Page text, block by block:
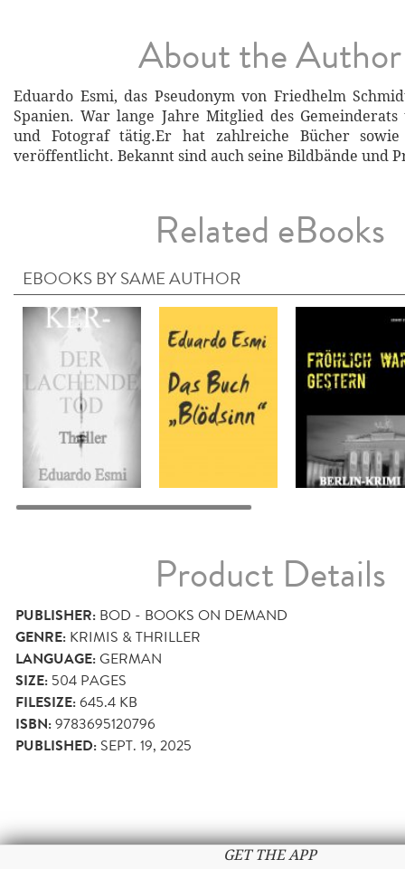
About the Author
Eduardo Esmi, das Pseudonym von Friedhelm
Spanien. War lange Jahre Mitglied des
und Fotograf tätig.Er hat zahlreiche Bücher sowie
veröffentlicht. Bekannt sind auch seine Bildbände und
Related eBooks
EBOOKS BY SAME AUTHOR
Product Details
PUBLISHER: BOD - BOOKS ON DEMAND
GENRE: KRIMIS & THRILLER
LANGUAGE:GERMAN
SIZE: 504 PAGES
FILESIZE:645.4 KB
ISBN:9783695120796
PUBLISHED: SEPT. 19, 2025
GET THE APP